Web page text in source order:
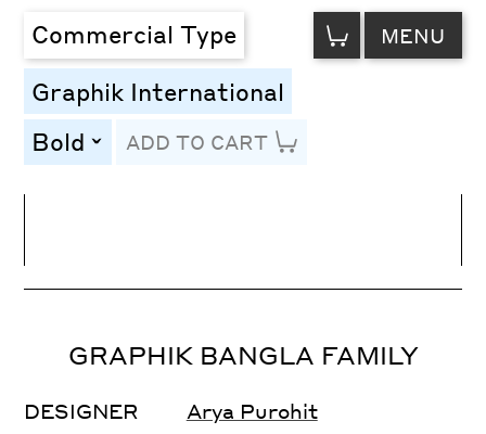
Commercial Type VIEW
CART MENU
Graphik International
Bold toggleADD TO CART
Letter Spacing
GRAPHIK BANGLA FAMILY
DESIGNER
Arya Purohit